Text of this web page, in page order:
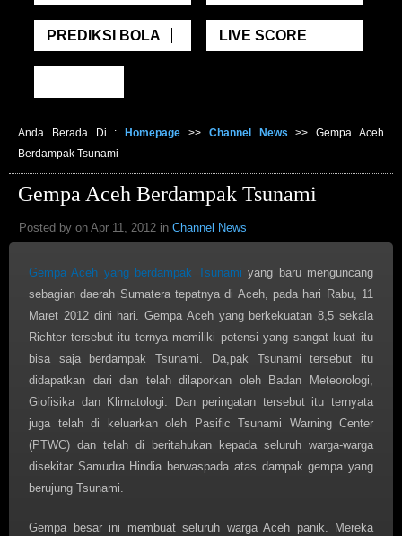
PREDIKSI BOLA LIVE SCORE
Anda Berada Di :Homepage >> Channel News >>Gempa Aceh
Berdampak Tsunami
Gempa Aceh Berdampak Tsunami
Posted by on Apr 11, 2012 in Channel News
Gempa Aceh yang berdampak Tsunami yang baru menguncang
sebagian daerah Sumatera tepatnya di Aceh, pada hari Rabu, 11
Maret 2012 dini hari. Gempa Aceh yang berkekuatan 8,5 sekala
Richter tersebut itu ternya memiliki potensi yang sangat kuat itu
bisa saja berdampak Tsunami. Da,pak Tsunami tersebut itu
didapatkan dari dan telah dilaporkan oleh Badan Meteorologi,
Giofisika dan Klimatologi. Dan peringatan tersebut itu ternyata
juga telah di keluarkan oleh Pasific Tsunami Warning Center
(PTWC) dan telah di beritahukan kepada seluruh warga-warga
disekitar Samudra Hindia berwaspada atas dampak gempa yang
berujung Tsunami.
Gempa besar ini membuat seluruh warga Aceh panik. Mereka